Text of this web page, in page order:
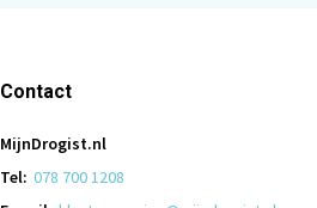
Contact
MijnDrogist.nl
Tel: 078 700 1208